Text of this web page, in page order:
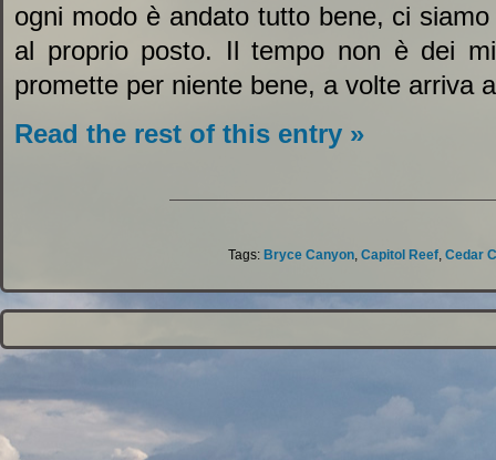
ogni modo è andato tutto bene, ci
al proprio posto. Il tempo non è dei
promette per niente bene, a volte arriva
Read the rest of this entry »
Tags: Bryce Canyon, Capitol Reef, Cedar